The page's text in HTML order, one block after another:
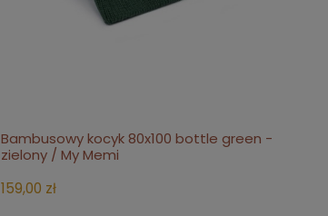
do koszyka
Bambusowy kocyk 80x100 bottle green -
zielony / My Memi
159,00 zł